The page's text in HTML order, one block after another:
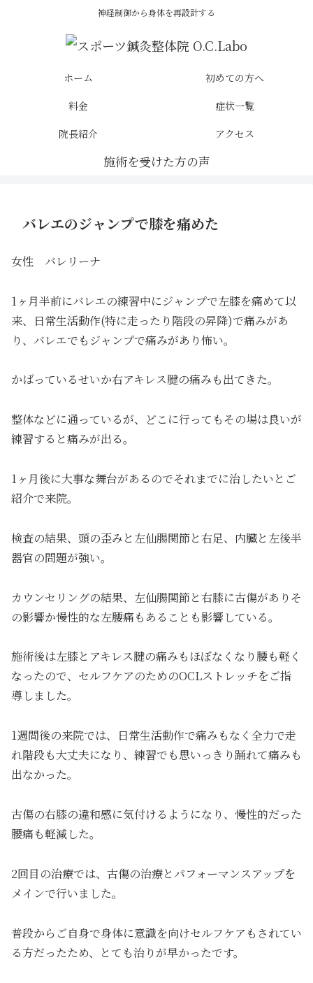
神経制御から身体を再設計する
ホーム
初めての方へ
料金
症状一覧
院長紹介
アクセス
バレエのジャンプで膝を痛めた
女性 バレリーナ
1ヶ月半前にバレエの練習中にジャンプで左膝を痛めて以
来、日常生活動作(特に走ったり階段の昇降)で痛みがあ
り、バレエでもジャンプで痛みがあり怖い。
かばっているせいか右アキレス腱の痛みも出てきた。
整体などに通っているが、どこに行ってもその場は良いが
練習すると痛みが出る。
1ヶ月後に大事な舞台があるのでそれまでに治したいとご
紹介で来院。
検査の結果、頭の歪みと左仙腸関節と右足、内臓と左後半
器官の問題が強い。
カウンセリングの結果、左仙腸関節と右膝に古傷がありそ
の影響か慢性的な左腰痛もあることも影響している。
施術後は左膝とアキレス腱の痛みもほぼなくなり腰も軽く
なったので、セルフケアのためのOCLストレッチをご指
導しました。
1週間後の来院では、日常生活動作で痛みもなく全力で走
れ階段も大丈夫になり、練習でも思いっきり踊れて痛みも
出なかった。
古傷の右膝の違和感に気付けるようになり、慢性的だった
腰痛も軽減した。
2回目の治療では、古傷の治療とパフォーマンスアップを
メインで行いました。
普段からご自身で身体に意識を向けセルフケアもされてい
る方だったため、とても治りが早かったです。